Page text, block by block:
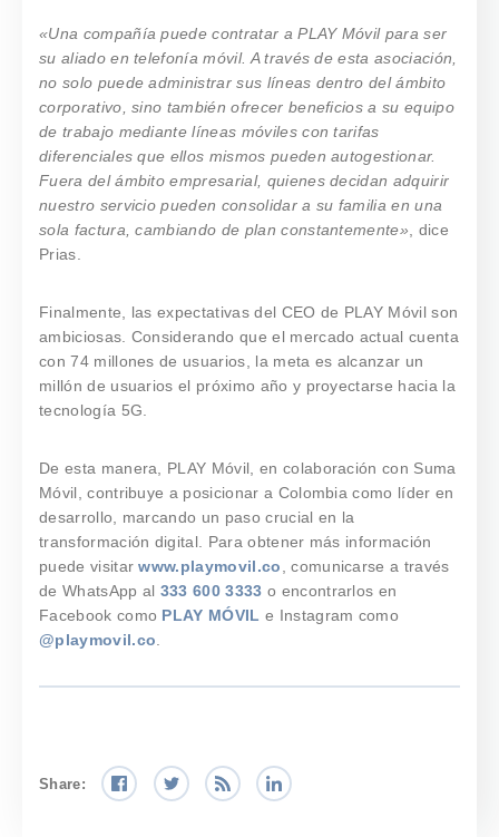
«Una compañía puede contratar a PLAY Móvil para ser
su aliado en telefonía móvil. A través de esta asociación,
no solo puede administrar sus líneas dentro del ámbito
corporativo, sino también ofrecer beneficios a su equipo
de trabajo mediante líneas móviles con tarifas
diferenciales que ellos mismos pueden autogestionar.
Fuera del ámbito empresarial, quienes decidan adquirir
nuestro servicio pueden consolidar a su familia en una
sola factura, cambiando de plan constantemente» , dice
Prias.
Finalmente, las expectativas del CEO de PLAY Móvil son
ambiciosas. Considerando que el mercado actual cuenta
con 74 millones de usuarios, la meta es alcanzar un
millón de usuarios el próximo año y proyectarse hacia la
tecnología 5G.
De esta manera, PLAY Móvil, en colaboración con Suma
Móvil, contribuye a posicionar a Colombia como líder en
desarrollo, marcando un paso crucial en la
transformación digital. Para obtener más información
puede visitarwww.playmovil.co
, comunicarse a través
de WhatsApp al 333 600 3333 o encontrarlos en
Facebook como PLAY MÓVIL e Instagram como
@playmovil.co
Share: